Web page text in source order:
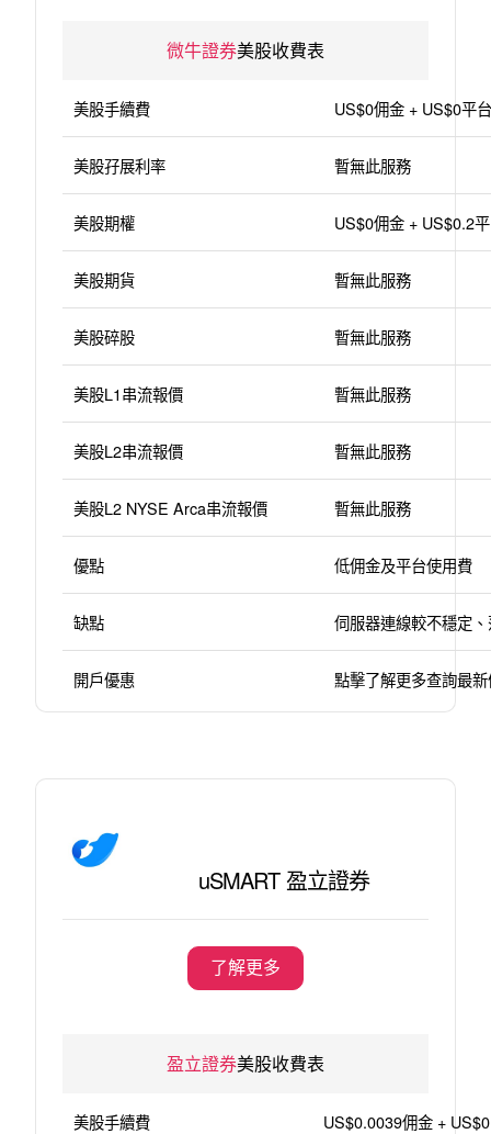
微牛證券美股收費表
美股手續費 US$0佣金 + US$0平
美股孖展利率 暫無此服務
美股期權 US$0佣金 + US$0.2
美股期貨 暫無此服務
美股碎股 暫無此服務
美股L1串流報價 暫無此服務
美股L2串流報價 暫無此服務
美股L2 NYSE Arca串流報價 暫無此服務
優點 低佣金及平台使用費
缺點 伺服器連線較不穩定
開戶優惠 點擊了解更多查詢最
uSMART 盈立證券
了解更多
盈立證券美股收費表
美股手續費 US$0.0039佣金 +